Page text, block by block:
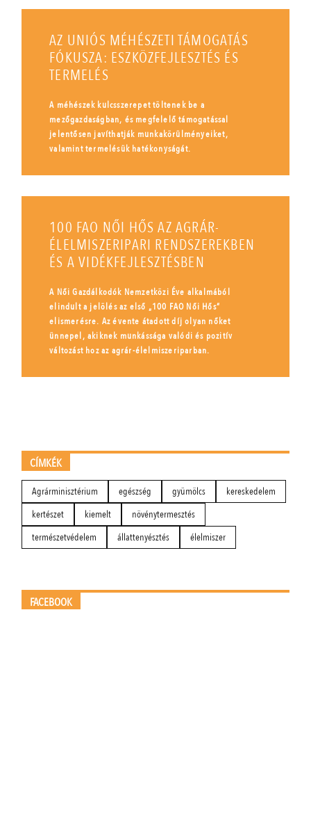
AZ UNIÓS MÉHÉSZETI TÁMOGATÁS
FÓKUSZA: ESZKÖZFEJLESZTÉS ÉS
TERMELÉS
A méhészek kulcsszerepet töltenek be a
mezőgazdaságban, és megfelelő támogatással
jelentősen javíthatják munkakörülményeiket,
valamint termelésük hatékonyságát.
100 FAO NŐI HŐS AZ AGRÁR-
ÉLELMISZERIPARI RENDSZEREKBEN
ÉS A VIDÉKFEJLESZTÉSBEN
A Női Gazdálkodók Nemzetközi Éve alkalmából
elindult a jelölés az első „100 FAO Női Hős”
elismerésre. Az évente átadott díj olyan nőket
ünnepel, akiknek munkássága valódi és pozitív
változást hoz az agrár-élelmiszeriparban.
CÍMKÉK
Agrárminisztérium egészség gyümölcs
kereskedelem
kertészet
kiemelt
növénytermesztés
természetvédelem
állattenyésztés élelmiszer
FACEBOOK